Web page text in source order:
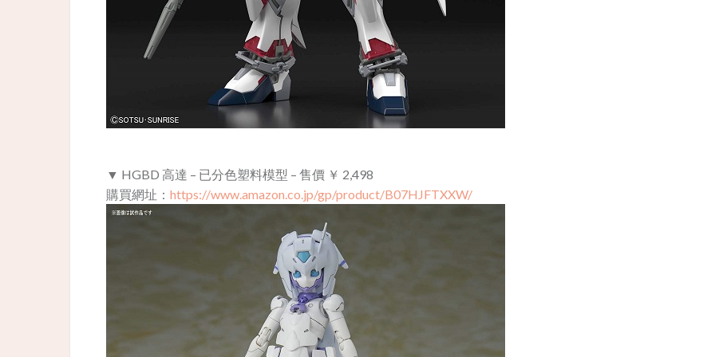
▼ HGBD 高達 – 已分色塑料模型 – 售價 ￥ 2,498
購買網址： https://www.amazon.co.jp/gp/product/B07HJFTXXW/